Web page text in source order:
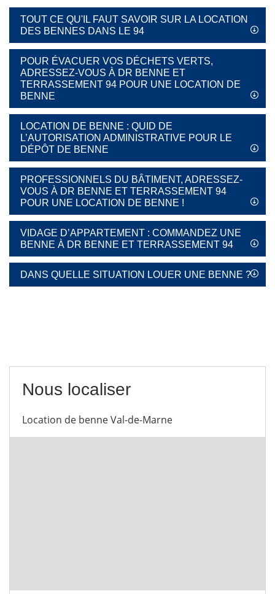
TOUT CE QU'IL FAUT SAVOIR SUR LA LOCATION
DES BENNES DANS LE 94
POUR ÉVACUER VOS DÉCHETS VERTS,
ADRESSEZ-VOUS À DR BENNE ET
TERRASSEMENT 94 POUR UNE LOCATION DE
BENNE
LOCATION DE BENNE : QUID DE
L’AUTORISATION ADMINISTRATIVE POUR LE
DÉPÔT DE BENNE
PROFESSIONNELS DU BÂTIMENT, ADRESSEZ-
VOUS À DR BENNE ET TERRASSEMENT 94
POUR UNE LOCATION DE BENNE !
VIDAGE D’APPARTEMENT : COMMANDEZ UNE
BENNE À DR BENNE ET TERRASSEMENT 94
DANS QUELLE SITUATION LOUER UNE BENNE ?
Nous localiser
Location de benne Val-de-Marne